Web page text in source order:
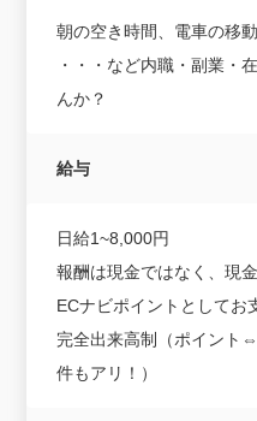
朝の空き時間、電車の移
・・・など内職・副業・
んか？
給与
日給1~8,000円
報酬は現金ではなく、現
ECナビポイントとしてお
完全出来高制（ポイント
件もアリ！）